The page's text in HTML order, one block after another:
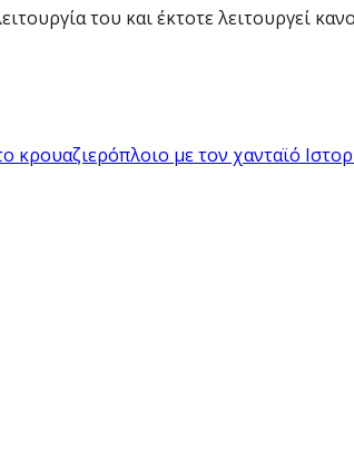
του και έκτοτε λειτουργεί
κρουαζιερόπλοιο με τον χανταϊό